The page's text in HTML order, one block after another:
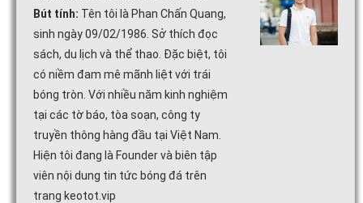
Bút tính: Tên tôi là Phan Chấn Quang,
sinh ngày 09/02/1986. Sở thích đọc
sách, du lịch và thể thao. Đặc biệt, tôi
có niềm đam mê mãnh liệt với trái
bóng tròn. Với nhiều năm kinh nghiệm
tại các tờ báo, tòa soạn, công ty
truyền thông hàng đầu tại Việt Nam.
Hiện tôi đang là Founder và biên tập
viên nội dung tin tức bóng đá trên
trang keotot.vip